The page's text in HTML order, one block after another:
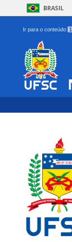
BRASIL
Ir para o conteúdo 1